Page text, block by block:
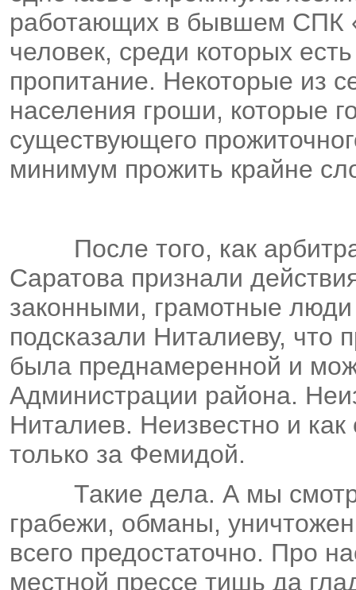
работающих в бывшем СПК
человек, среди которых
пропитание. Некоторые из
населения гроши, которые
существующего
минимум прожить крайне
После того, как
Саратова признали
законными, грамотные люди
подсказали Ниталиеву, что
была преднамеренной и
Администрации района.
Ниталиев. Неизвестно и
только за Фемидой.
Такие дела. А мы
грабежи, обманы,
всего предостаточно. Про
местной прессе тишь да